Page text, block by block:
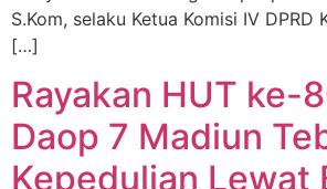
S.Kom, selaku Ketua Komisi IV DPRD
[…]
Rayakan HUT ke-
Daop 7 Madiun
Kepedulian Lewat